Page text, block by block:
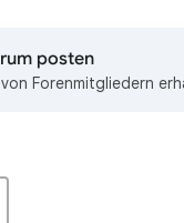
posten
Forenmitgliedern